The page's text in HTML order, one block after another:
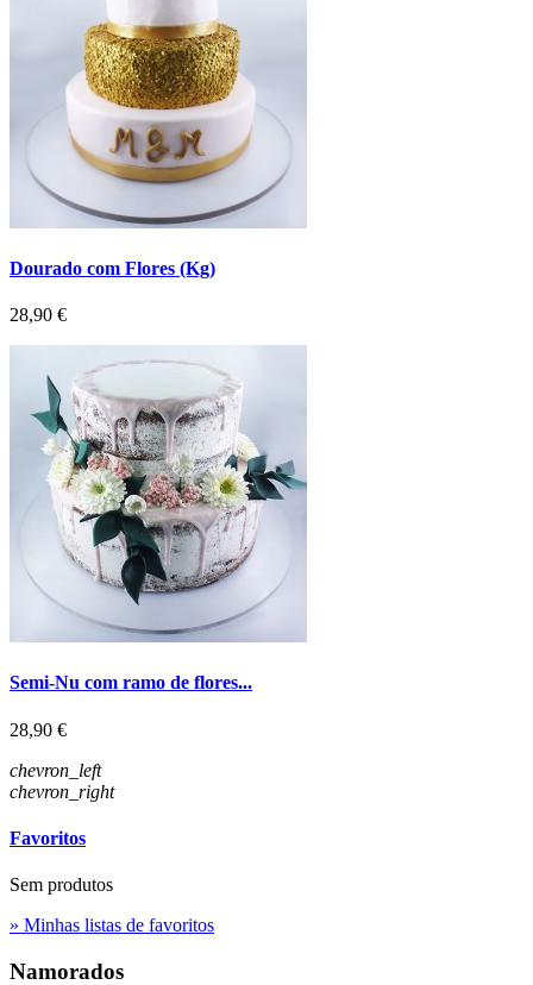
Dourado com Flores (Kg)
Preço
28,90 €
Semi-Nu com ramo de flores...
Preço
28,90 €
chevron_left
chevron_right
Favoritos
Sem produtos
» Minhas listas de favoritos
Namorados